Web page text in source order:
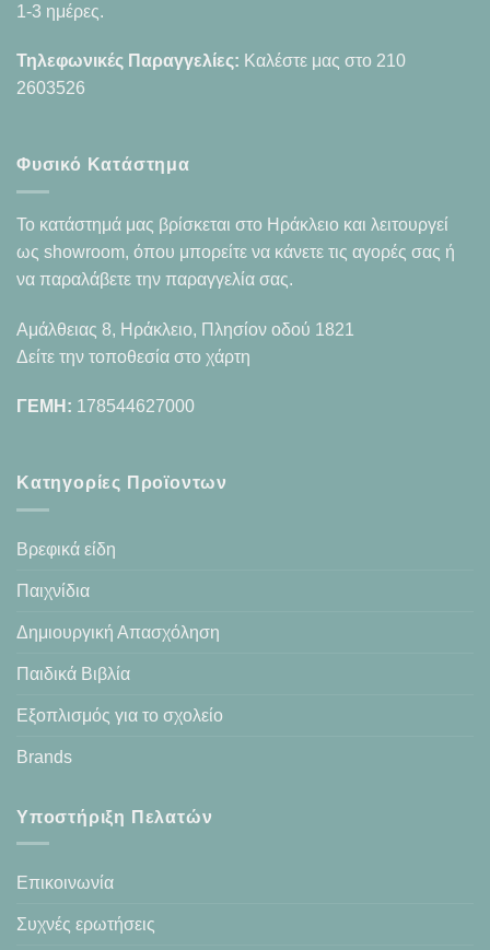
1-3 ημέρες.
Τηλεφωνικές Παραγγελίες: Καλέστε μας στο 210
2603526
Φυσικό Κατάστημα
Το κατάστημά μας βρίσκεται στο Ηράκλειο και λειτουργεί
ως showroom, όπου μπορείτε να κάνετε τις αγορές σας ή
να παραλάβετε την παραγγελία σας.
Αμάλθειας 8, Ηράκλειο, Πλησίον οδού 1821
Δείτε την τοποθεσία στο χάρτη
ΓΕΜΗ: 178544627000
Κατηγορίες Προϊοντων
Βρεφικά είδη
Παιχνίδια
Δημιουργική Απασχόληση
Παιδικά Βιβλία
Εξοπλισμός για το σχολείο
Brands
Υποστήριξη Πελατών
Επικοινωνία
Συχνές ερωτήσεις